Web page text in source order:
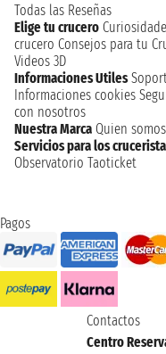
Todas las Reseñas
Elige tu crucero
crucero Consejos para tu
Videos 3D
Informaciones Utiles
Informaciones cookies
con nosotros
Nuestra Marca Quien somos
Servicios para los
Observatorio Taoticket
Pagos
Contactos
Centro